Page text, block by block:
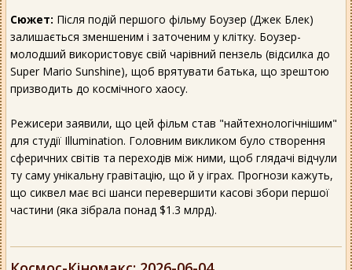
Сюжет: Після подій першого фільму Боузер (Джек Блек)
залишається зменшеним і заточеним у клітку. Боузер-
молодший використовує свій чарівний пензель (відсилка до
Super Mario Sunshine), щоб врятувати батька, що зрештою
призводить до космічного хаосу.
Режисери заявили, що цей фільм став "найтехнологічнішим"
для студії Illumination. Головним викликом було створення
сферичних світів та переходів між ними, щоб глядачі відчули
ту саму унікальну гравітацію, що й у іграх. Прогнози кажуть,
що сиквел має всі шанси перевершити касові збори першої
частини (яка зібрала понад $1.3 млрд).